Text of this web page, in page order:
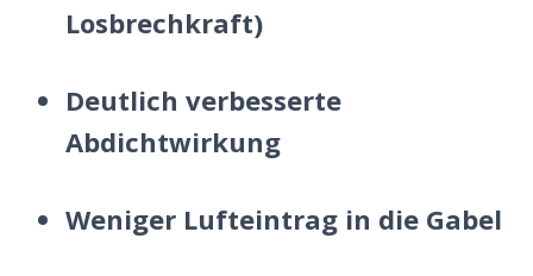
Losbrechkraft)
Deutlich verbesserte
Abdichtwirkung
Weniger Lufteintrag in die Gabel